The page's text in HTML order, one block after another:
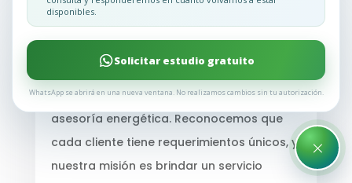
¿Implican costos los estudios que
realizamos?
, en Consultoría Energética EU, no te
cobramos por nuestros servicios de
asesoría energética. Reconocemos que
cada cliente tiene requerimientos únicos, y
nuestra misión es brindar un servicio
disponibles.
Solicitar estudio gratuito
WhatsApp se abrirá en una nueva ventana. No realizamos cambios sin tu autorización.
×